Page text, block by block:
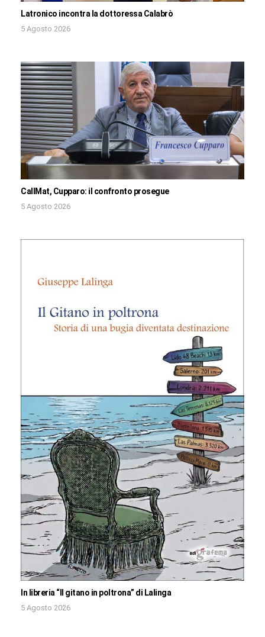
Latronico incontra la dottoressa Calabrò
5 Agosto 2026
CallMat, Cupparo: il confronto prosegue
5 Agosto 2026
In libreria “Il gitano in poltrona” di Lalinga
5 Agosto 2026